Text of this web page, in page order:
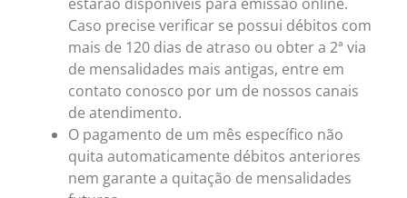
Caso precise verificar se possui débitos com
mais de 120 dias de atraso ou obter a 2ª via
de mensalidades mais antigas, entre em
contato conosco por um de nossos canais
de atendimento.
O pagamento de um mês específico não
quita automaticamente débitos anteriores
nem garante a quitação de mensalidades